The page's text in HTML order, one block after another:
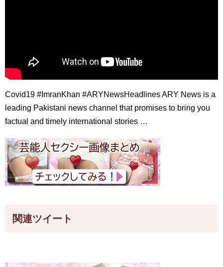
Covid19 #ImranKhan #ARYNewsHeadlines ARY News is a
leading Pakistani news channel that promises to bring you
factual and timely international stories …
関連ツイート